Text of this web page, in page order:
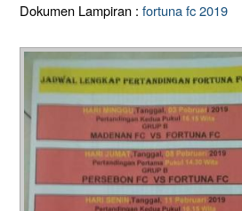
Dokumen Lampiran : fortuna fc 2019